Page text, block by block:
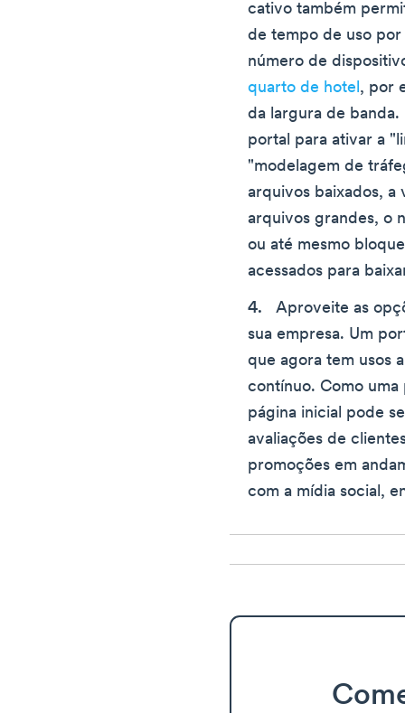
cativo também
de tempo de uso
número de
quarto de hotel, por
da largura de
portal para ativar a
"modelagem de
arquivos baixados,
arquivos grandes, o
ou até mesmo
acessados para
Aproveite as
sua empresa. Um
que agora tem usos
contínuo. Como uma
página inicial pode
avaliações de
promoções em
com a mídia social,